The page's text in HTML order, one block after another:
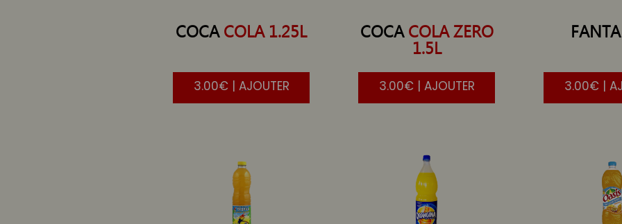
COCACOLA 1.25L
3.00€ | AJOUTER
COCACOLA ZERO
1.5L
3.00€ | AJOUTER
FANTA
3.00€ |